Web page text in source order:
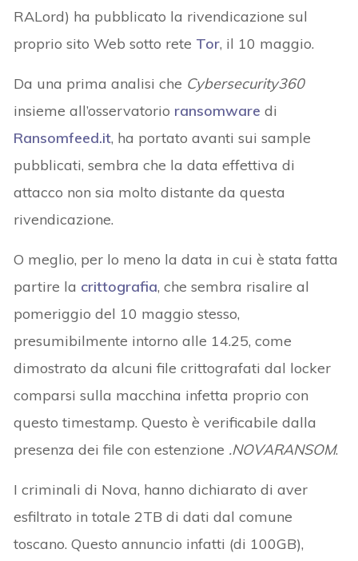
RALord) ha pubblicato la rivendicazione sul
proprio sito Web sotto rete Tor, il 10 maggio.
Da una prima analisi che Cybersecurity360
insieme all’osservatorio ransomware di
Ransomfeed.it, ha portato avanti sui sample
pubblicati, sembra che la data effettiva di
attacco non sia molto distante da questa
rivendicazione.
O meglio, per lo meno la data in cui è stata fatta
partire la crittografia, che sembra risalire al
pomeriggio del 10 maggio stesso,
presumibilmente intorno alle 14.25, come
dimostrato da alcuni file crittografati dal locker
comparsi sulla macchina infetta proprio con
questo timestamp. Questo è verificabile dalla
presenza dei file con estenzione .NOVARANSOM.
I criminali di Nova, hanno dichiarato di aver
esfiltrato in totale 2TB di dati dal comune
toscano. Questo annuncio infatti (di 100GB),